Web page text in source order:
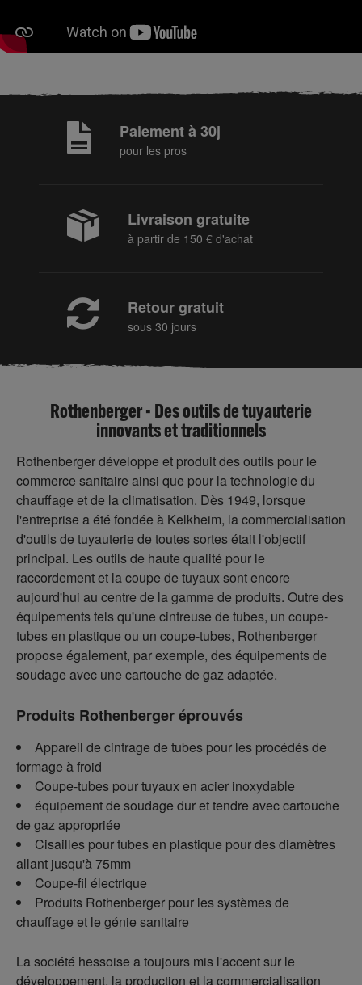
Paiement à 30j
pour les pros
Livraison gratuite
à partir de 150 € d'achat
Retour gratuit
sous 30 jours
Rothenberger - Des outils de tuyauterie
innovants et traditionnels
Rothenberger développe et produit des outils pour le
commerce sanitaire ainsi que pour la technologie du
chauffage et de la climatisation. Dès 1949, lorsque
l'entreprise a été fondée à Kelkheim, la commercialisation
d'outils de tuyauterie de toutes sortes était l'objectif
principal. Les outils de haute qualité pour le
raccordement et la coupe de tuyaux sont encore
aujourd'hui au centre de la gamme de produits. Outre des
équipements tels qu'une cintreuse de tubes, un coupe-
tubes en plastique ou un coupe-tubes, Rothenberger
propose également, par exemple, des équipements de
soudage avec une cartouche de gaz adaptée.
Produits Rothenberger éprouvés
Appareil de cintrage de tubes pour les procédés de
formage à froid
Coupe-tubes pour tuyaux en acier inoxydable
équipement de soudage dur et tendre avec cartouche
de gaz appropriée
Cisailles pour tubes en plastique pour des diamètres
allant jusqu'à 75mm
Coupe-fil électrique
Produits Rothenberger pour les systèmes de
chauffage et le génie sanitaire
La société hessoise a toujours mis l'accent sur le
développement, la production et la commercialisation